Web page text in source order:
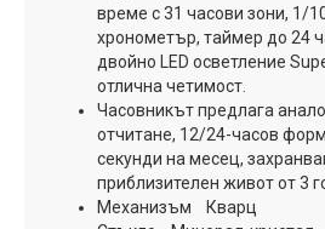
време с 31 часови зони, 1/
хронометър, таймер до 24
двойно LED осветление
отлична четимост.
Часовникът предлага
отчитане, 12/24-часов
секунди на месец,
приблизителен живот от 3
Механизъм Кварц